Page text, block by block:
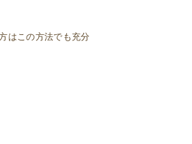
はこの方法でも充分